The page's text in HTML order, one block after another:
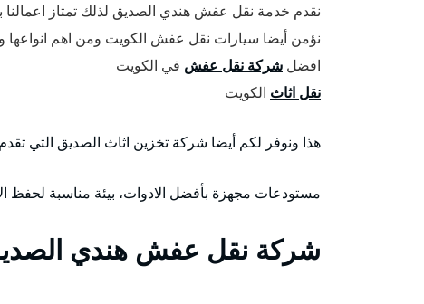
نقدم خدمة نقل عفش هندي الصديق لذلك تمتاز اعمالنا
نؤمن أيضا سيارات نقل عفش الكويت ومن اهم
افضل شركة نقل عفش في الكويت
نقل اثاث الكويت
هذا ونوفر لكم أيضا شركة تخزين اثاث الصديق التي
مستودعات مجهزة بأفضل الادوات، بيئة مناسبة لحفظ
شركة نقل عفش هندي